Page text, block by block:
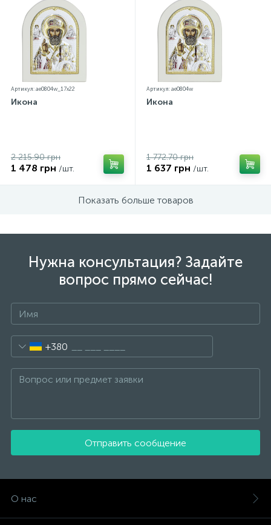
Артикул: ae0804w_17х22
Икона
2 215.90 грн
1 478 грн /шт.
Артикул: ae0804w
Икона
1 772.70 грн
1 637 грн /шт.
Показать больше товаров
Нужна консультация? Задайте
вопрос прямо сейчас!
+380
Отправить сообщение
О нас